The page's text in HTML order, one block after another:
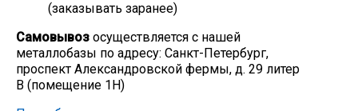
(заказывать заранее)
Самовывоз осуществляется с нашей
металлобазы по адресу: Санкт-Петербург,
проспект Александровской фермы, д. 29 литер
В (помещение 1Н)